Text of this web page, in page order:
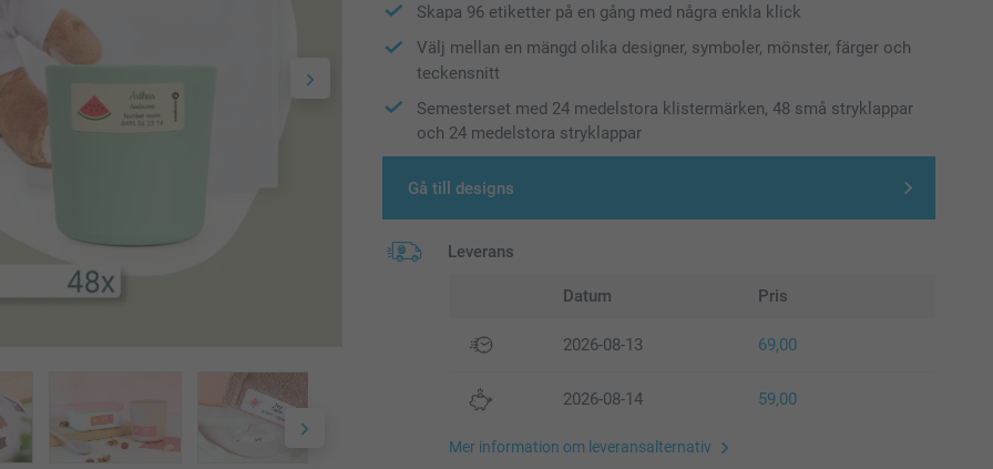
Skapa 96 etiketter på en gång med några enkla klick
Välj mellan en mängd olika designer, symboler, mönster, färger och
teckensnitt
Semesterset med 24 medelstora klistermärken, 48 små stryklappar
och 24 medelstora stryklappar
Gå till designs
Leverans
Datum Pris
2026-08-13 69,00
2026-08-14 59,00
Mer information om leveransalternativ